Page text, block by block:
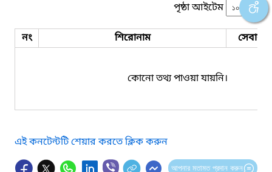
পৃষ্ঠা আইটেম
নং শিরোনাম সেবার
কোনো তথ্য পাওয়া যায়নি।
এই কনটেন্টটি শেয়ার করতে ক্লিক করুন
আপনার মতামত প্রদান করুন